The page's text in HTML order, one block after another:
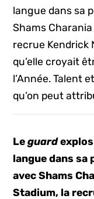
langue dans sa
Shams
recrue Kendrick
qu’elle croyait
l’Année. Talent
qu’on peut
Leguard
langue dans sa
avec Shams
Stadium, la